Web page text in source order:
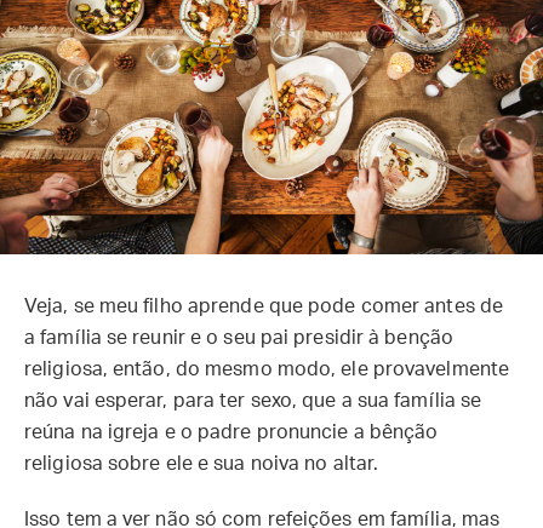
Veja, se meu filho aprende que pode comer antes de
a família se reunir e o seu pai presidir à benção
religiosa, então, do mesmo modo, ele provavelmente
não vai esperar, para ter sexo, que a sua família se
reúna na igreja e o padre pronuncie a bênção
religiosa sobre ele e sua noiva no altar.
Isso tem a ver não só com refeições em família, mas